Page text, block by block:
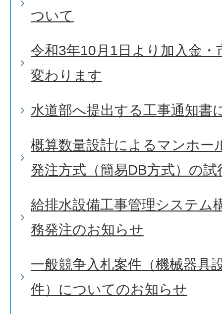
ついて
令和3年10月1日より加入金・
変わります
水道部へ提出する工事通知書
概算数量設計によるマンホー
発注方式（簡易DB方式）の
給排水設備工事管理システム
務発注のお知らせ
一般競争入札案件（機械器具
件）についてのお知らせ